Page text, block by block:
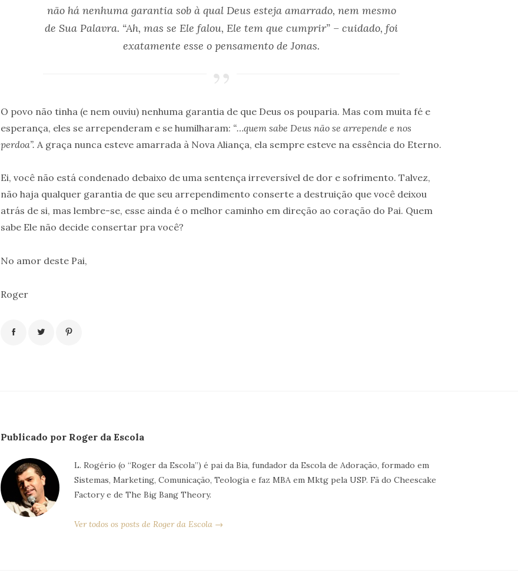
não há nenhuma garantia sob à qual Deus esteja amarrado, nem mesmo
de Sua Palavra. “Ah, mas se Ele falou, Ele tem que cumprir” – cuidado, foi
exatamente esse o pensamento de Jonas.
O povo não tinha (e nem ouviu) nenhuma garantia de que Deus os pouparia. Mas com muita fé e
esperança, eles se arrependeram e se humilharam: “…quem sabe Deus não se arrepende e nos
perdoa”. A graça nunca esteve amarrada à Nova Aliança, ela sempre esteve na essência do Eterno.
Ei, você não está condenado debaixo de uma sentença irreversível de dor e sofrimento. Talvez,
não haja qualquer garantia de que seu arrependimento conserte a destruição que você deixou
atrás de si, mas lembre-se, esse ainda é o melhor caminho em direção ao coração do Pai. Quem
sabe Ele não decide consertar pra você?
No amor deste Pai,
Roger
Publicado por Roger da Escola
L. Rogério (o “Roger da Escola”) é pai da Bia, fundador da Escola de Adoração, formado em
Sistemas, Marketing, Comunicação, Teologia e faz MBA em Mktg pela USP. Fã do Cheescake
Factory e de The Big Bang Theory.
Ver todos os posts de Roger da Escola →